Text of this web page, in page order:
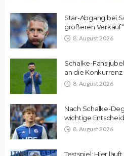
Star-Abgang bei
größeren Verkauf“
8. August 2026
Schalke-Fans
an die Konkurrenz
8. August 2026
Nach Schalke-
wichtige
8. August 2026
Testspiel: Hier